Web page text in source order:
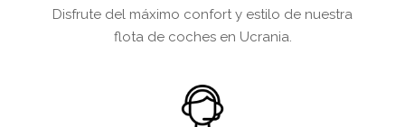
Disfrute del máximo confort y estilo de nuestra
flota de coches en Ucrania.